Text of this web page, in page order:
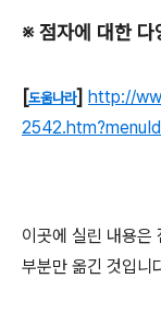
※ 점자에 대한 다
[도움나라] http://
이곳에 실린 내용은
부분만 옮긴 것입니